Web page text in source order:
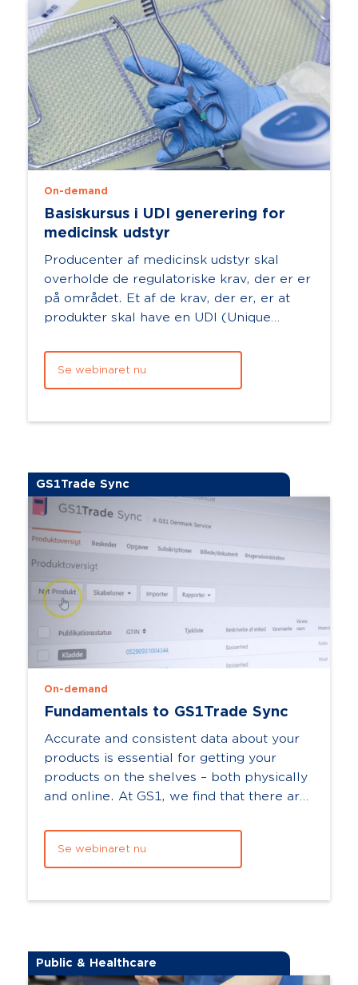
On-demand
Basiskursus i UDI generering for
medicinsk udstyr
Producenter af medicinsk udstyr skal
overholde de regulatoriske krav, der er er
på området. Et af de krav, der er, er at
produkter skal have en UDI (Unique
DI.Har...
Se webinaret nu
GS1Trade Sync
On-demand
Fundamentals to GS1Trade Sync
Accurate and consistent data about your
products is essential for getting your
products on the shelves – both physically
and online. At GS1, we find that there are
Se webinaret nu
Public & Healthcare